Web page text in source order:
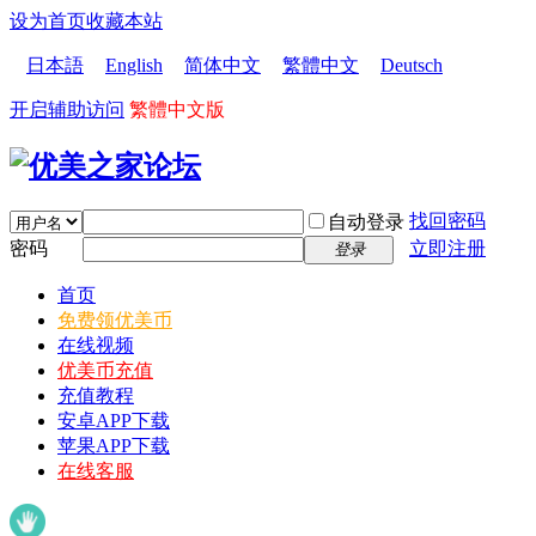
设为首页收藏本站
日本語 English 简体中文 繁體中文 Deutsch
开启辅助访问 繁體中文版
自动登录 找回密码
密码
登录 立即注册
首页
免费领优美币
在线视频
优美币充值
充值教程
安卓APP下载
苹果APP下载
在线客服